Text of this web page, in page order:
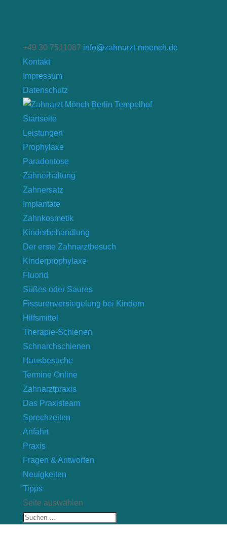
+49 30 7511087 info@zahnarzt-moench.de
Kontakt
Impressum
Datenschutz
Startseite
Leistungen
Prophylaxe
Paradontose
Zahnerhaltung
Zahnersatz
Implantate
Zahnkosmetik
Kinderbehandlung
Der erste Zahnarztbesuch
Kinderprophylaxe
Fluorid
Süßes oder Saures
Fissurenversiegelung bei Kindern
Hilfsmittel
Therapie-Schienen
Schnarchschienen
Hausbesuche
Termine Online
Zahnarztpraxis
Das Praxisteam
Sprechzeiten
Anfahrt
Praxis
Fragen & Antworten
Neuigkeiten
Tipps
Seite auswählen